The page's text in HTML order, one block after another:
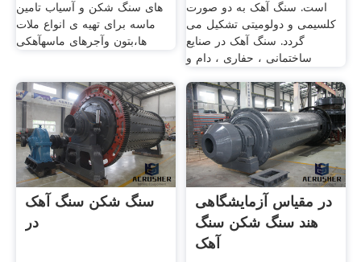
های سنگ شکن و آسیاب تامین
ماسه برای تهیه ی انواع ملات
ها،بتون وآجرهای ماسهآهکی
است. سنگ آهک به دو صورت
کلسیمی و دولومیتی تشکیل می
گردد. سنگ آهک در صنایع
ساختمانی ، حفاری ، دام و
سنگ شکن سنگ آهک
در
در مقیاس آزمایشگاهی
هند سنگ شکن سنگ
آهک